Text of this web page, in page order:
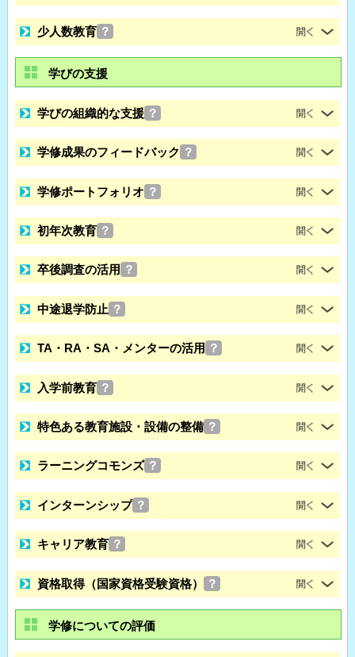
少人数教育 ？
学びの支援
学びの組織的な支援 ？
学修成果のフィードバック ？
学修ポートフォリオ ？
初年次教育 ？
卒後調査の活用 ？
中途退学防止 ？
TA・RA・SA・メンターの活用 ？
入学前教育 ？
特色ある教育施設・設備の整備 ？
ラーニングコモンズ ？
インターンシップ ？
キャリア教育 ？
資格取得（国家資格受験資格） ？
学修についての評価